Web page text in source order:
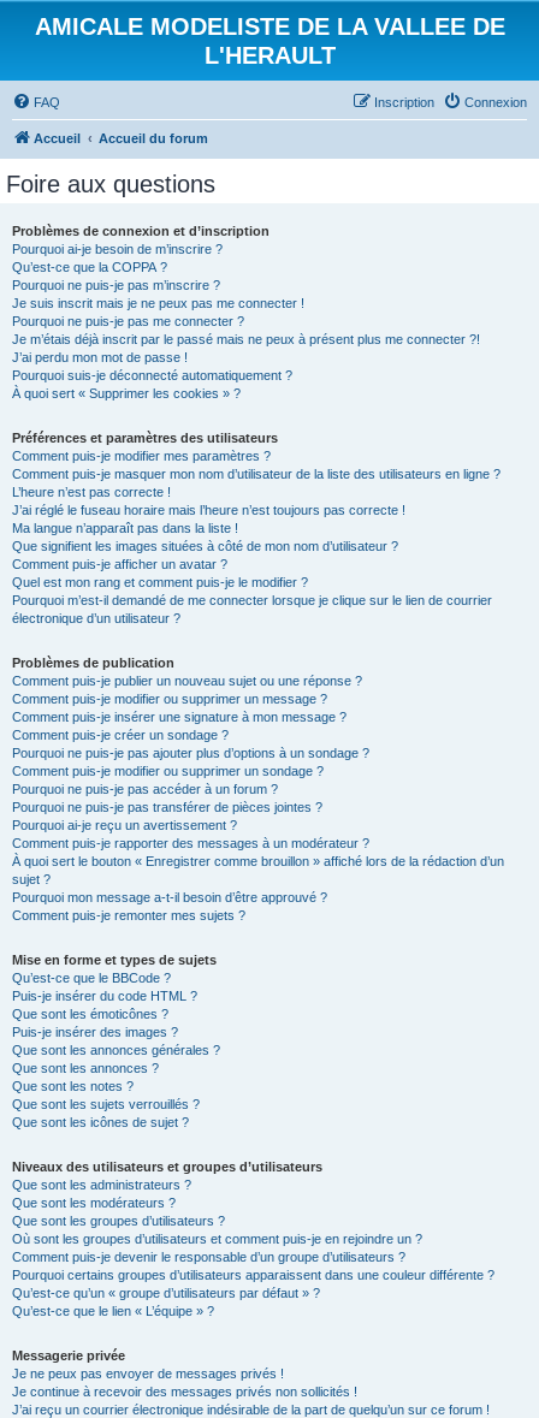
AMICALE MODELISTE DE LA VALLEE DE
L'HERAULT
FAQ Connexion
Inscription
Accueil Accueil du forum
Foire aux questions
Problèmes de connexion et d’inscription
Pourquoi ai-je besoin de m’inscrire ?
Qu’est-ce que la COPPA ?
Pourquoi ne puis-je pas m’inscrire ?
Je suis inscrit mais je ne peux pas me connecter !
Pourquoi ne puis-je pas me connecter ?
Je m’étais déjà inscrit par le passé mais ne peux à présent plus me connecter ?!
J’ai perdu mon mot de passe !
Pourquoi suis-je déconnecté automatiquement ?
À quoi sert « Supprimer les cookies » ?
Préférences et paramètres des utilisateurs
Comment puis-je modifier mes paramètres ?
Comment puis-je masquer mon nom d’utilisateur de la liste des utilisateurs en ligne ?
L’heure n’est pas correcte !
J’ai réglé le fuseau horaire mais l’heure n’est toujours pas correcte !
Ma langue n’apparaît pas dans la liste !
Que signifient les images situées à côté de mon nom d’utilisateur ?
Comment puis-je afficher un avatar ?
Quel est mon rang et comment puis-je le modifier ?
Pourquoi m’est-il demandé de me connecter lorsque je clique sur le lien de courrier
électronique d’un utilisateur ?
Problèmes de publication
Comment puis-je publier un nouveau sujet ou une réponse ?
Comment puis-je modifier ou supprimer un message ?
Comment puis-je insérer une signature à mon message ?
Comment puis-je créer un sondage ?
Pourquoi ne puis-je pas ajouter plus d’options à un sondage ?
Comment puis-je modifier ou supprimer un sondage ?
Pourquoi ne puis-je pas accéder à un forum ?
Pourquoi ne puis-je pas transférer de pièces jointes ?
Pourquoi ai-je reçu un avertissement ?
Comment puis-je rapporter des messages à un modérateur ?
À quoi sert le bouton « Enregistrer comme brouillon » affiché lors de la rédaction d’un
sujet ?
Pourquoi mon message a-t-il besoin d’être approuvé ?
Comment puis-je remonter mes sujets ?
Mise en forme et types de sujets
Qu’est-ce que le BBCode ?
Puis-je insérer du code HTML ?
Que sont les émoticônes ?
Puis-je insérer des images ?
Que sont les annonces générales ?
Que sont les annonces ?
Que sont les notes ?
Que sont les sujets verrouillés ?
Que sont les icônes de sujet ?
Niveaux des utilisateurs et groupes d’utilisateurs
Que sont les administrateurs ?
Que sont les modérateurs ?
Que sont les groupes d’utilisateurs ?
Où sont les groupes d’utilisateurs et comment puis-je en rejoindre un ?
Comment puis-je devenir le responsable d’un groupe d’utilisateurs ?
Pourquoi certains groupes d’utilisateurs apparaissent dans une couleur différente ?
Qu’est-ce qu’un « groupe d’utilisateurs par défaut » ?
Qu’est-ce que le lien « L’équipe » ?
Messagerie privée
Je ne peux pas envoyer de messages privés !
Je continue à recevoir des messages privés non sollicités !
J’ai reçu un courrier électronique indésirable de la part de quelqu’un sur ce forum !